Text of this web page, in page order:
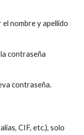
el nombre y apellido
contraseña
contraseña.
CIF, etc.), solo